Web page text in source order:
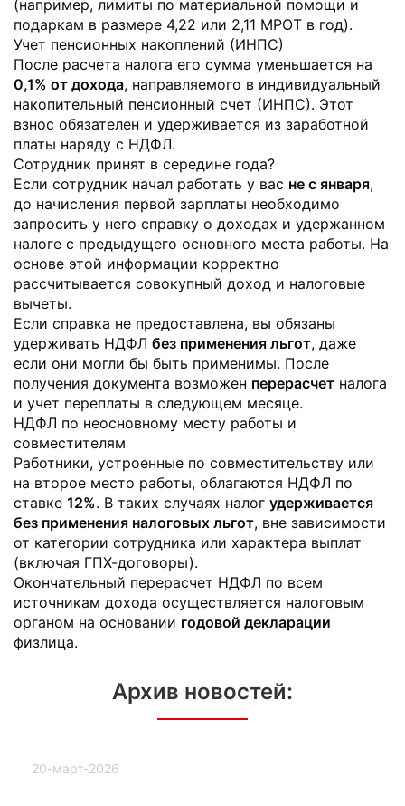
(например, лимиты по материальной помощи и
подаркам в размере 4,22 или 2,11 МРОТ в год).
Учет пенсионных накоплений (ИНПС)
После расчета налога его сумма уменьшается на
0,1% от дохода, направляемого в индивидуальный
накопительный пенсионный счет (ИНПС). Этот
взнос обязателен и удерживается из заработной
платы наряду с НДФЛ.
Сотрудник принят в середине года?
Если сотрудник начал работать у вас не с января,
до начисления первой зарплаты необходимо
запросить у него справку о доходах и удержанном
налоге с предыдущего основного места работы. На
основе этой информации корректно
рассчитывается совокупный доход и налоговые
вычеты.
Если справка не предоставлена, вы обязаны
удерживать НДФЛ без применения льгот, даже
если они могли бы быть применимы. После
получения документа возможен перерасчет налога
и учет переплаты в следующем месяце.
НДФЛ по неосновному месту работы и
совместителям
Работники, устроенные по совместительству или
на второе место работы, облагаются НДФЛ по
ставке 12%. В таких случаях налог удерживается
без применения налоговых льгот, вне зависимости
от категории сотрудника или характера выплат
(включая ГПХ-договоры).
Окончательный перерасчет НДФЛ по всем
источникам дохода осуществляется налоговым
органом на основании годовой декларации
физлица.
Архив новостей:
20-март-2026